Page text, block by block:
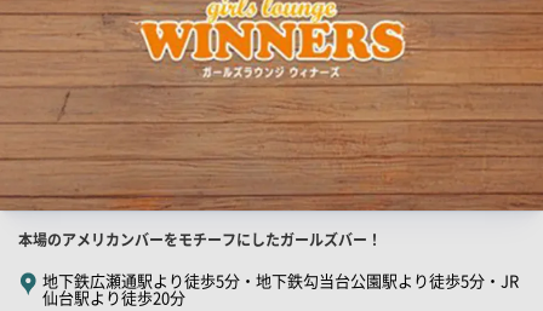
店
舗
PR
本場のアメリカンバーをモチーフにしたガールズバー！
地下鉄広瀬通駅より徒歩5分・地下鉄勾当台公園駅より徒歩5分・JR
仙台駅より徒歩20分